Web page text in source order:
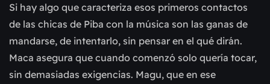
Si hay algo que caracteriza esos primeros contactos
de las chicas de Piba con la música son las ganas de
mandarse, de intentarlo, sin pensar en el qué dirán.
Maca asegura que cuando comenzó solo quería tocar,
sin demasiadas exigencias. Magu, que en ese